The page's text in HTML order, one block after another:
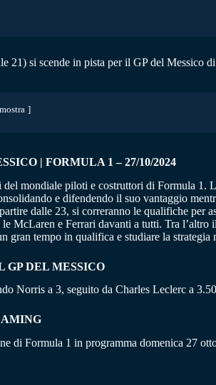
21) si scende in pista per il GP del
mostra
| FORMULA 1 – 27/10/2024
del mondiale piloti e costruttori di Formula
e difendendo il suo vantaggio
dalle 23, si correranno le qualifiche
McLaren e Ferrari davanti a tutti. Tra
gran tempo in qualifica e studiare la
DEL MESSICO
Norris a 3, seguito da Charles Leclerc a
di Formula 1 in programma domenica 27